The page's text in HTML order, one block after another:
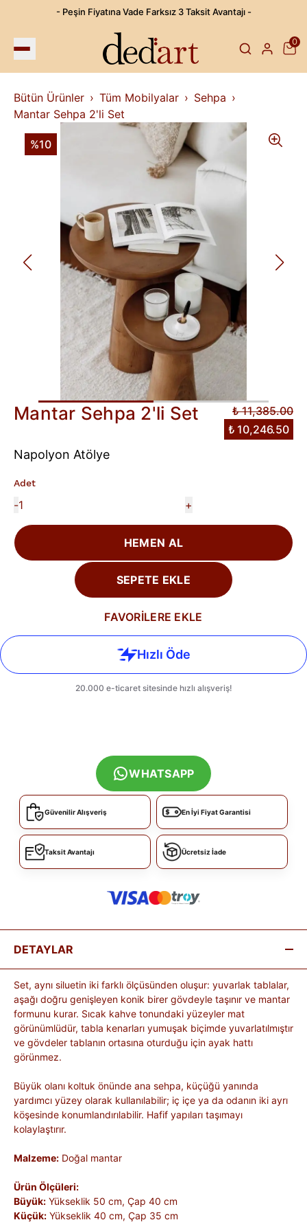
- Peşin Fiyatına Vade Farksız 3 Taksit Avantajı -
0
Bütün Ürünler Tüm Mobilyalar
Sehpa
Mantar Sehpa 2'li Set
%10
Mantar Sehpa 2'li Set
₺ 11,385.00
₺ 10,246.50
Napolyon Atölye
Adet
- +
HEMEN AL
SEPETE EKLE
FAVORİLERE EKLE
WHATSAPP
Güvenilir Alışveriş En İyi Fiyat Garantisi
Taksit Avantajı Ücretsiz İade
DETAYLAR
Set, aynı siluetin iki farklı ölçüsünden oluşur: yuvarlak tablalar,
aşağı doğru genişleyen konik birer gövdeyle taşınır ve mantar
formunu kurar. Sıcak kahve tonundaki yüzeyler mat
görünümlüdür, tabla kenarları yumuşak biçimde yuvarlatılmıştır
ve gövdeler tablanın ortasına oturduğu için ayak hattı
görünmez.
Büyük olanı koltuk önünde ana sehpa, küçüğü yanında
yardımcı yüzey olarak kullanılabilir; iç içe ya da odanın iki ayrı
köşesinde konumlandırılabilir. Hafif yapıları taşımayı
kolaylaştırır.
Malzeme: Doğal mantar
Ürün Ölçüleri:
Büyük: Yükseklik 50 cm, Çap 40 cm
Küçük: Yükseklik 40 cm, Çap 35 cm